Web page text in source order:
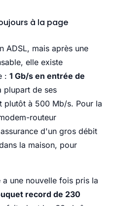
à la page
ADSL, mais après une
elle existe
: 1 Gb/s en entrée de
plupart de ses
plutôt à 500 Mb/s. Pour la
routeur
d'un gros débit
la maison, pour
une nouvelle fois pris la
record de 230